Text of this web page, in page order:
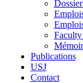
Publications
USJ
Contact